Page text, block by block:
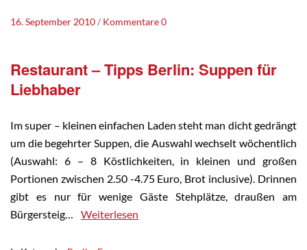
16. September 2010 Kommentare 0
Restaurant – Tipps Berlin: Suppen für
Liebhaber
Im super – kleinen einfachen Laden steht man dicht gedrängt
um die begehrter Suppen, die Auswahl wechselt wöchentlich
(Auswahl: 6 – 8 Köstlichkeiten, in kleinen und großen
Portionen zwischen 2.50 -4.75 Euro, Brot inclusive). Drinnen
gibt es nur für wenige Gäste Stehplätze, draußen am
Bürgersteig…
Weiterlesen